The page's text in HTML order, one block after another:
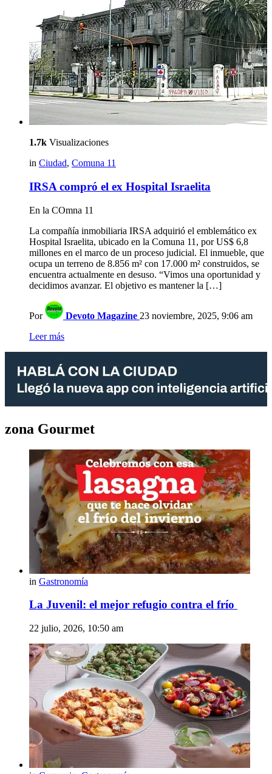
1.7k Visualizaciones
in Ciudad, Comuna 11
IRSA compró el ex Hospital Israelita
En la COmna 11
La compañía inmobiliaria IRSA adquirió el emblemático ex
Hospital Israelita, ubicado en la Comuna 11, por US$ 6,8
millones en el marco de un proceso judicial. El inmueble, que
ocupa un terreno de 8.856 m² con 17.000 m² construidos, se
encuentra actualmente en desuso. “Vimos una oportunidad y
decidimos avanzar. El objetivo es mantener la […]
Por Devoto Magazine 23 noviembre, 2025, 9:06 am
Leer más
zona Gourmet
in Gastronomía
La Juvenil: el mejor refugio contra el frío
22 julio, 2026, 10:50 am